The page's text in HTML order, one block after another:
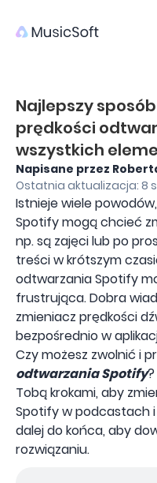
Najlepszy
prędkości
wszystkich
Napisane przez
Ostatnia aktualizacja: 8
Istnieje wiele
Spotify mogą chcieć
np. są zajęci lub po
treści w krótszym
odtwarzania Spotify
frustrująca. Dobra
zmieniacz prędkości
bezpośrednio w
Czy możesz zwolnić i
odtwarzania Spotify
Tobą krokami, aby
Spotify w podcastach
dalej do końca, aby
rozwiązaniu.